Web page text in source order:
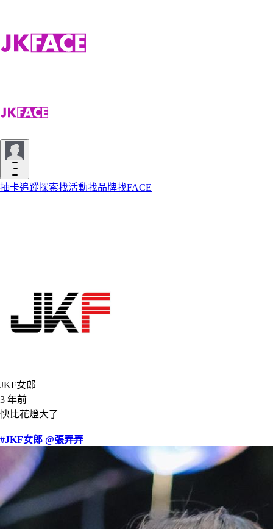
抽卡追蹤探索找活動找品牌找FACE
JKF女郎
3 年前
快比花燈大了
#JKF女郎 @張弄弄